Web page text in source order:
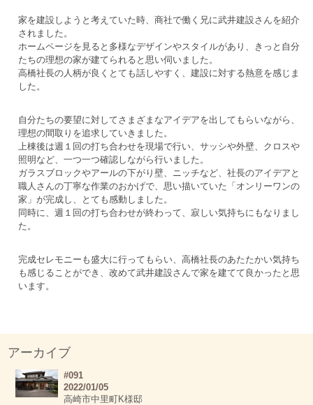
家を建設しようと考えていた時、商社で働く兄に武井建設さんを紹介
されました。
ホームページを見ると多様なデザインやスタイルがあり、きっと自分
たちの理想の家が建てられると思い伺いました。
高橋社長の人柄が良くとても話しやすく、建設に対する熱意を感じま
した。
自分たちの要望に対してさまざまなアイデアを出してもらいながら、
理想の間取りを追求していきました。
上棟後は週１回の打ち合わせを現場で行い、サッシや外壁、クロスや
照明など、一つ一つ確認しながら行いました。
ガラスブロックやアールの下がり壁、ニッチなど、社長のアイデアと
職人さんの丁寧な作業のおかげで、思い描いていた「オンリーワンの
家」が完成し、とても感動しました。
同時に、週１回の打ち合わせが終わって、寂しい気持ちにもなりまし
た。
完成セレモニーも盛大に行ってもらい、高橋社長のあたたかい気持ち
も感じることができ、改めて武井建設さんで家を建てて良かったと思
います。
アーカイブ
#091
2022/01/05
高崎市中里町K様邸